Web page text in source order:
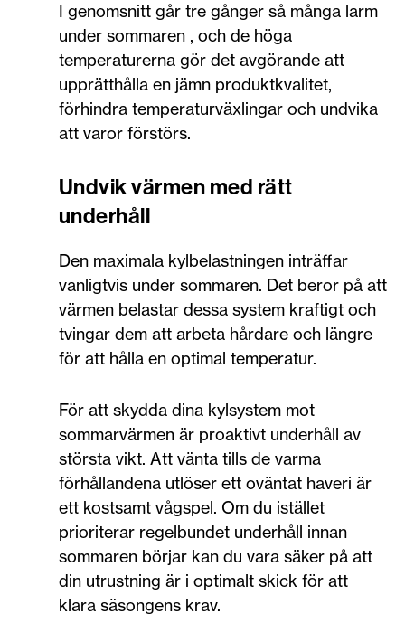
I genomsnitt går tre gånger så många larm
under sommaren , och de höga
temperaturerna gör det avgörande att
upprätthålla en jämn produktkvalitet,
förhindra temperaturväxlingar och undvika
att varor förstörs.
Undvik värmen med rätt
underhåll
Den maximala kylbelastningen inträffar
vanligtvis under sommaren. Det beror på att
värmen belastar dessa system kraftigt och
tvingar dem att arbeta hårdare och längre
för att hålla en optimal temperatur.
För att skydda dina kylsystem mot
sommarvärmen är proaktivt underhåll av
största vikt. Att vänta tills de varma
förhållandena utlöser ett oväntat haveri är
ett kostsamt vågspel. Om du istället
prioriterar regelbundet underhåll innan
sommaren börjar kan du vara säker på att
din utrustning är i optimalt skick för att
klara säsongens krav.